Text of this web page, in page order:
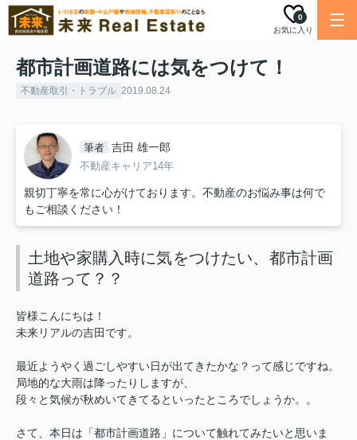
お気に入り
0
都市計画道路には気をつけて！
不動産取引・トラブル 2019.08.24
筆者 吉田 雄一郎
不動産キャリア14年
親切丁寧を常に心がけております。不動産のお悩み事は何で
もご相談ください！
土地や家購入時に気をつけたい、都市計画
道路って？？
皆様こんにちは！
未来リアルの吉田です。
最近ようやく過ごしやすい日が出てきたかな？って感じですね。
局地的な大雨は降ったりしますが、
段々と気候が秋めいてきてるといったところでしょうか。。
さて、本日は「都市計画道路」について触れてみたいと思いま